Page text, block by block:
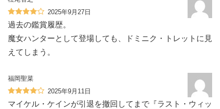
2025年9月27日
過去の鑑賞履歴。
魔女ハンターとして登場しても、ドミニク・トレットに見
えてしまう。
福岡聖菜
2025年9月11日
マイケル・ケインが引退を撤回してまで『ラスト・ウィッ